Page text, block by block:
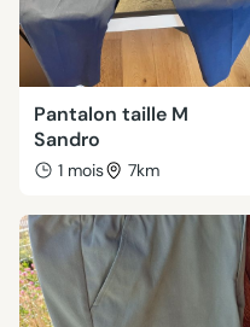
Pantalon taille M
Sandro
1 mois 7km